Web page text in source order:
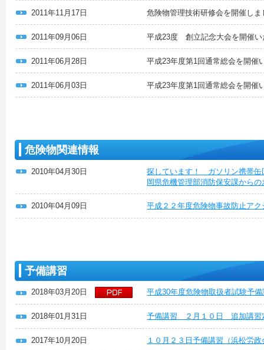
2011年11月17日 危険物管理技術研修会を開催しま
2011年09月06日 平成23度 創立記念大会を開催い
2011年06月28日 平成23年度第1回通常総会を開催
2011年06月03日 平成23年度第1回通常総会を開催
危険物関連情報
2010年04月30日
探しています！ ガソリン携帯缶
岡県危機管理部消防保安課から
2010年04月09日 平成２２年度危険物事故防止ア
予備講習
2018年03月20日 平成30年度危険物取扱者試験予
2018年01月31日 予備講習 ２月１０日 追加講習
2017年10月20日 １０月２３日予備講習（浜松労